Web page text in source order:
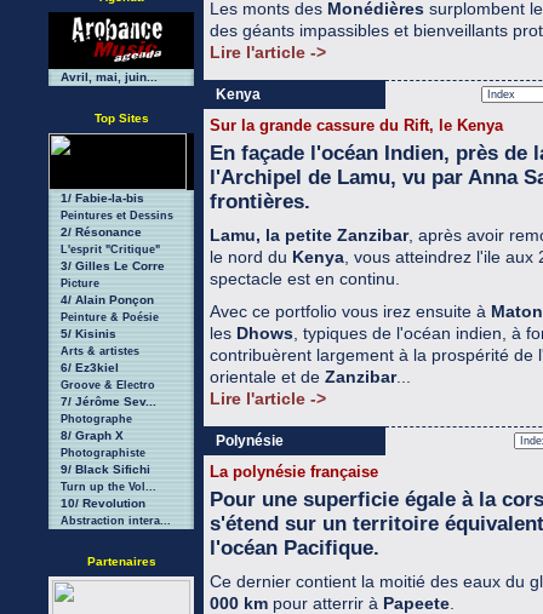
Avril, mai, juin...
Top Sites
1/ Fabie-la-bis
Peintures et Dessins
2/ Résonance
L'esprit "Critique"
3/ Gilles Le Corre
Picture
4/ Alain Ponçon
Peinture & Poésie
5/ Kisinis
Arts & artistes
6/ Ez3kiel
Groove & Electro
7/ Jérôme Sev...
Photographe
8/ Graph X
Photographiste
9/ Black Sifichi
Turn up the Vol...
10/ Revolution
Abstraction intera...
Partenaires
Les monts des Monédières surplombent
des géants impassibles et bienveillants
Lire l'article ->
Kenya
Sur la grande cassure du Rift, le Kenya
En façade l'océan Indien, près de
l'Archipel de Lamu, vu par Anna
frontières.
Lamu, la petite Zanzibar, après avoir
le nord du Kenya , vous atteindrez l'ile
spectacle est en continu.
Avec ce portfolio vous irez ensuite à
les Dhows , typiques de l'océan indien, à
contribuèrent largement à la prospérité
orientale et de Zanzibar...
Lire l'article ->
Polynésie
La polynésie française
Pour une superficie égale à la
s'étend sur un territoire
l'océan Pacifique.
Ce dernier contient la moitié des eaux du
000 km pour atterrir à Papeete